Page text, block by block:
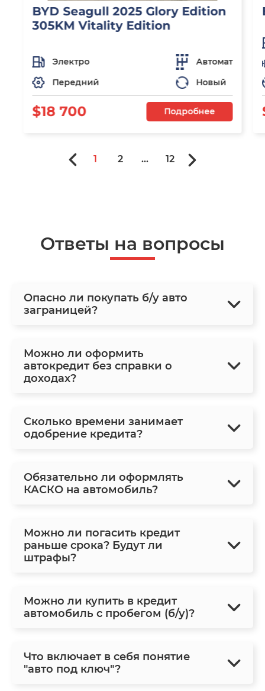
BYD Seagull 2025 Glory Edition
305KM Vitality Edition
Электро
Автомат
Передний
Новый
$18 700 Подробнее
1 2 ... 12
Ответы на вопросы
Опасно ли покупать б/у авто
заграницей?
Можно ли оформить
автокредит без справки о
доходах?
Сколько времени занимает
одобрение кредита?
Обязательно ли оформлять
КАСКО на автомобиль?
Можно ли погасить кредит
раньше срока? Будут ли
штрафы?
Можно ли купить в кредит
автомобиль с пробегом (б/у)?
Что включает в себя понятие
"авто под ключ"?